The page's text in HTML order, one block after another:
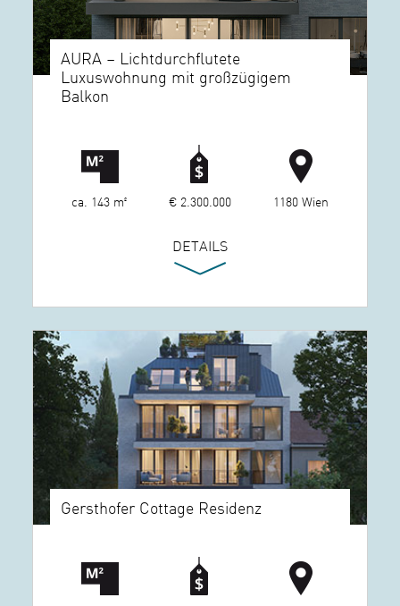
AURA – Lichtdurchflutete
Luxuswohnung mit großzügigem
Balkon
ca. 143 m² € 2.300.000 1180 Wien
DETAILS
Gersthofer Cottage Residenz